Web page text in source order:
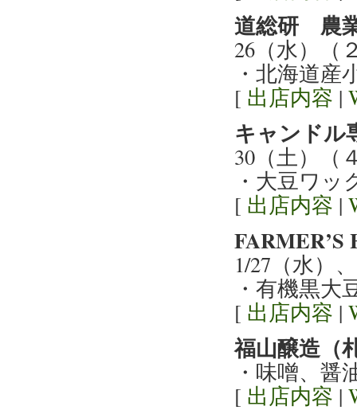
道総研 農
26（水）（
・北海道
[ 出店内容 |
キャンドル
30（土）（
・大豆ワ
[ 出店内容 |
1/27（水）
・有機黒
[ 出店内容 |
福山醸造（
・味噌、
[ 出店内容 |